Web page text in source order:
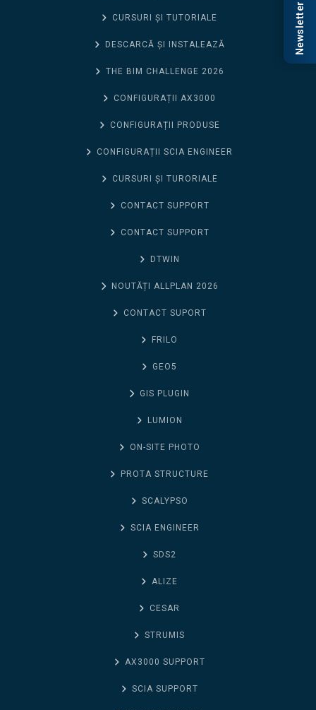
CURSURI ȘI TUTORIALE
DESCARCĂ ȘI INSTALEAZĂ
THE BIM CHALLENGE 2026
CONFIGURAȚII AX3000
CONFIGURAȚII PRODUSE
CONFIGURAȚII SCIA ENGINEER
CURSURI ȘI TURORIALE
CONTACT SUPPORT
CONTACT SUPPORT
DTWIN
NOUTĂȚI ALLPLAN 2026
CONTACT SUPORT
FRILO
GEO5
GIS PLUGIN
LUMION
ON-SITE PHOTO
PROTA STRUCTURE
SCALYPSO
SCIA ENGINEER
SDS2
ALIZE
CESAR
STRUMIS
AX3000 SUPPORT
SCIA SUPPORT
Newsletter